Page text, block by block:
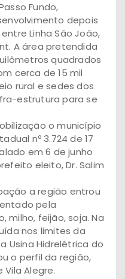
Fundo,
depois
Linha São João,
A área pretendida
quadrados
cerca de 15 mil
rural e sedes dos
estrutura para se
o município
nº 3.724 de 17
em 6 de junho
eleito, Dr. Salim
a região entrou
pela
milho, feijão, soja. Na
nos limites da
Usina Hidrelétrica do
o perfil da região,
Alegre.